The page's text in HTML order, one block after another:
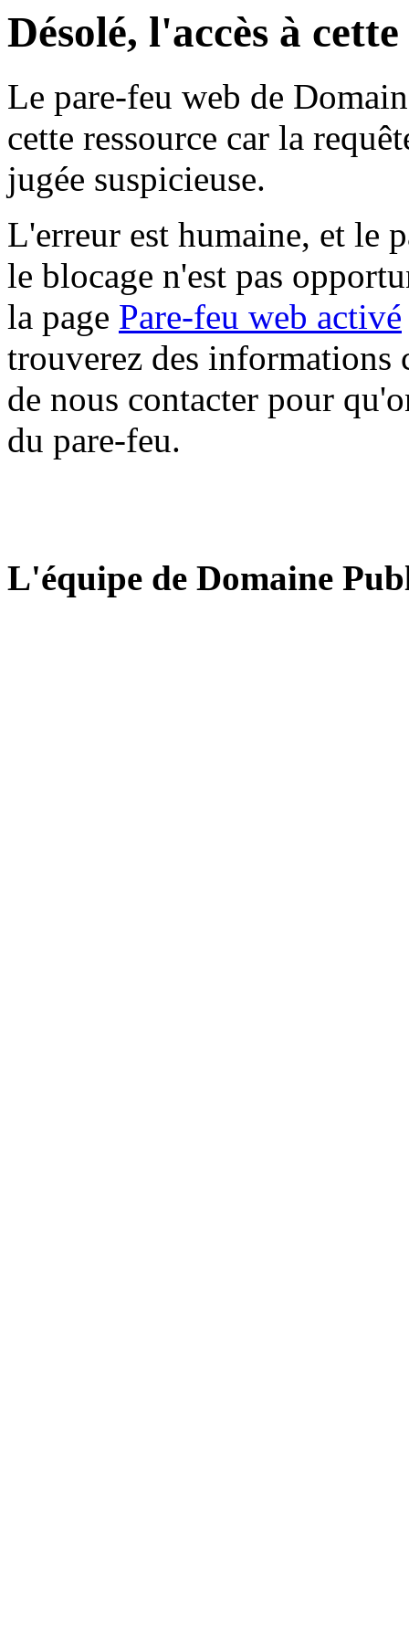
Désolé, l'accès à
Le pare-feu web de
cette ressource car la
jugée suspicieuse.
L'erreur est humaine, et le
le blocage n'est pas
la page Pare-feu web activé
trouverez des informations
de nous contacter pour
du pare-feu.
L'équipe de Domaine